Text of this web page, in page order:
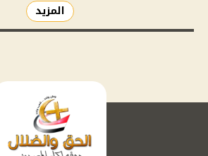
المزيد